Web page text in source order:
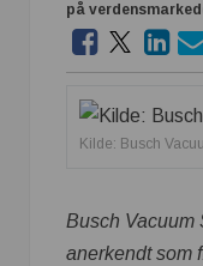
på
Kilde: Busch
Busch Vacuum
anerkendt som